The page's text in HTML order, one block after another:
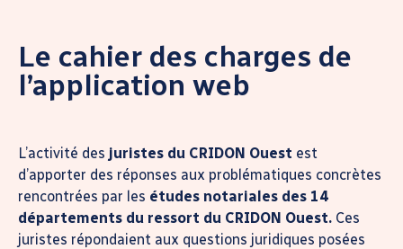
Le cahier des charges de
l’application web
L’activité des juristes du CRIDON Ouest est
d’apporter des réponses aux problématiques concrètes
rencontrées par les études notariales des 14
départements du ressort du CRIDON Ouest. Ces
juristes répondaient aux questions juridiques posées